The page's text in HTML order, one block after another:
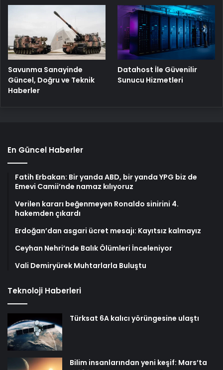
Savunma Sanayinde
Güncel, Doğru ve Teknik
Haberler
Datahost İle Güvenilir
Sunucu Hizmetleri
En Güncel Haberler
Fatih Erbakan: Bir yanda ABD, bir yanda YPG biz de
Emevi Camii’nde namaz kılıyoruz
Verilen kararı beğenmeyen Ronaldo sinirini 4.
hakemden çıkardı
Erdoğan’dan asgari ücret mesajı: Kayıtsız kalmayız
Ceyhan Nehri’nde Balık Ölümleri İnceleniyor
Vali Demiryürek Muhtarlarla Buluştu
Teknoloji Haberleri
Türksat 6A kalıcı yörüngesine ulaştı
Bilim insanlarından yeni keşif: Mars’ta